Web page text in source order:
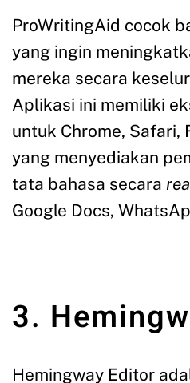
ProWritingAid cocok
yang ingin
mereka secara
Aplikasi ini memiliki
untuk Chrome, Safari,
yang menyediakan
tata bahasa secara
Google Docs,
3.
Hemingway Editor